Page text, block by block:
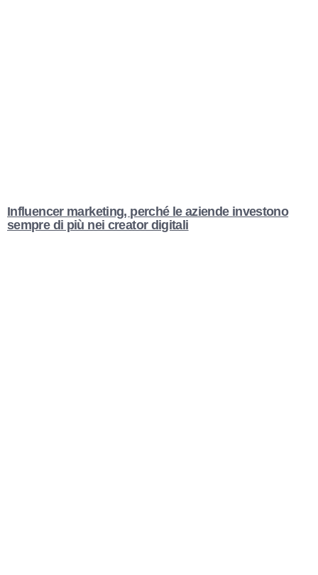
Influencer marketing, perché le aziende investono
sempre di più nei creator digitali